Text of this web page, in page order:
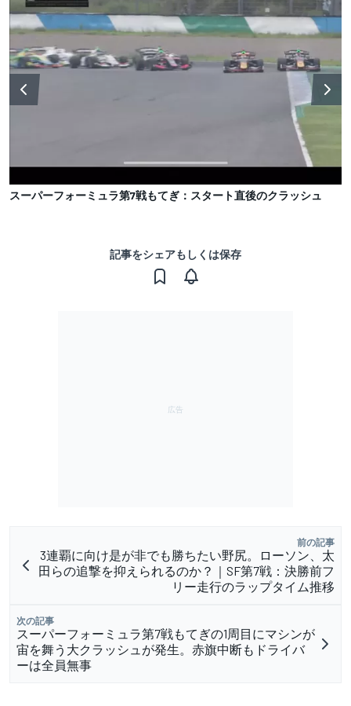
スーパーフォーミュラ第7戦もてぎ：スタート直後のクラッシュ
記事をシェアもしくは保存
前の記事
3連覇に向け是が非でも勝ちたい野尻。ローソン、太
田らの追撃を抑えられるのか？｜SF第7戦：決勝前フ
リー走行のラップタイム推移
次の記事
スーパーフォーミュラ第7戦もてぎの1周目にマシンが
宙を舞う大クラッシュが発生。赤旗中断もドライバ
ーは全員無事